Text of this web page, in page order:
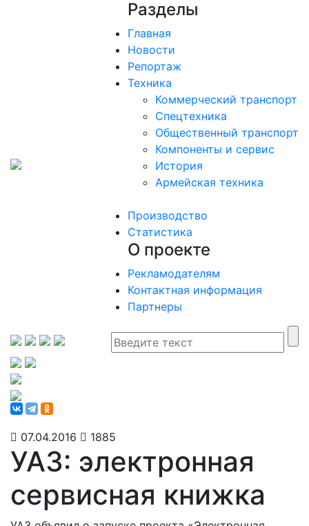
Разделы
Главная
Новости
Репортаж
Техника
Коммерческий транспорт
Спецтехника
Общественный транспорт
Компоненты и сервис
История
Армейская техника
Производство
Статистика
О проекте
Рекламодателям
Контактная информация
Партнеры
07.04.2016 1885
УАЗ: электронная
сервисная книжка